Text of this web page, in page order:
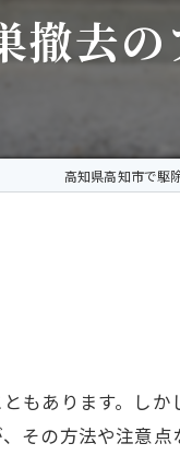
撤去の
高知県高知市で駆
もあります。し
その方法や注意